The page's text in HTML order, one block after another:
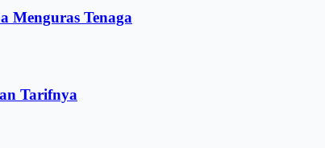
Menguras Tenaga
Tarifnya